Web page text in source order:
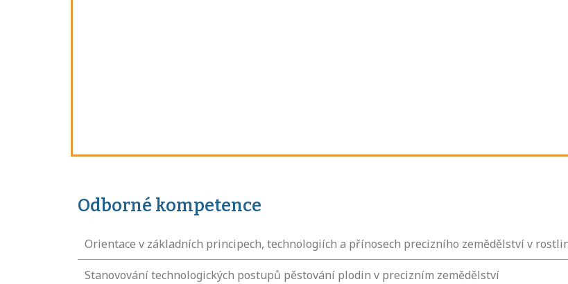
Odborné kompetence
Orientace v základních principech, technologiích a přínosech precizního zemědělství v
Stanovování technologických postupů pěstování plodin v precizním zemědělství